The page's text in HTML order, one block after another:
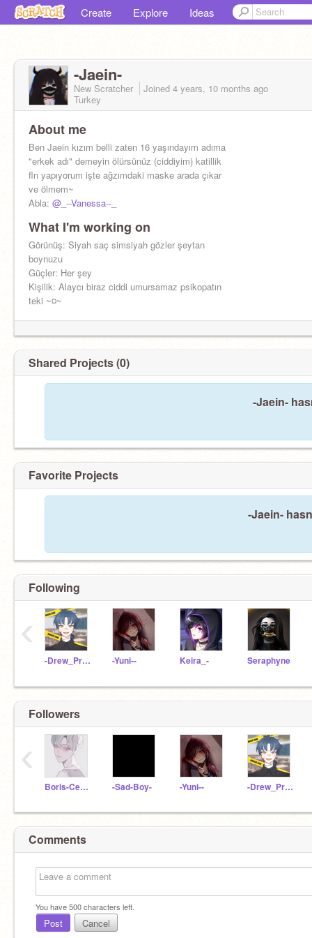
Create Explore Ideas
-Jaein-
New Scratcher Joined 4 years, 10 months ago
Turkey
About me
Ben Jaein kızım belli zaten 16 yaşındayım adıma
"erkek adı" demeyin ölürsünüz (ciddiyim) katillik
fln yapıyorum işte ağzımdaki maske arada çıkar
ve ölmem~
Abla: @_--Vanessa--_
What I'm working on
Görünüş: Siyah saç simsiyah gözler şeytan
boynuzu
Güçler: Her şey
Kişilik: Alaycı biraz ciddi umursamaz psikopatın
teki ~¤~
Shared Projects (0)
-Jaein-
Favorite Projects
-Jaein-
Following
-Drew_Pride- -Yuni-- Keira_- Seraphyne
‹
Followers
Boris-Cedric_ -Sad-Boy- -Yuni-- -Drew_Pride-
‹
Comments
You have500characters left.
Post Cancel